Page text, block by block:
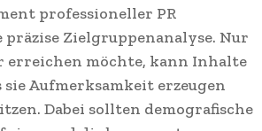
professioneller PR
Zielgruppenanalyse. Nur
erreichen möchte, kann Inhalte
sie Aufmerksamkeit erzeugen
Dabei sollten demografische